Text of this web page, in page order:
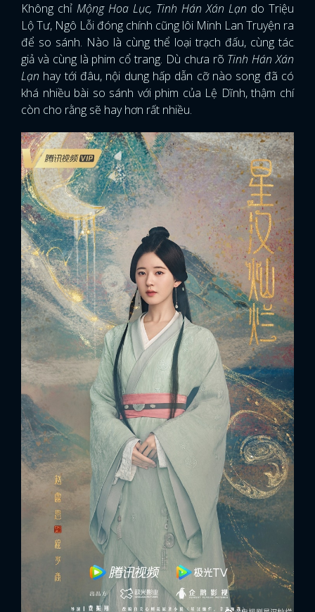
Không chỉ Mộng Hoa Lục, Tinh Hán Xán Lạn do Triệu
Lộ Tư, Ngô Lỗi đóng chính cũng lôi Minh Lan Truyện ra
để so sánh. Nào là cùng thể loại trạch đấu, cùng tác
giả và cùng là phim cổ trang. Dù chưa rõ Tinh Hán Xán
Lạn hay tới đâu, nội dung hấp dẫn cỡ nào song đã có
khá nhiều bài so sánh với phim của Lệ Dĩnh, thậm chí
còn cho rằng sẽ hay hơn rất nhiều.